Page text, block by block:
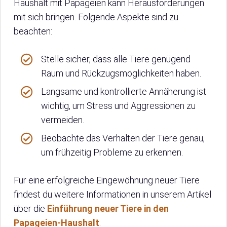
Haushalt mit Papageien kann Herausforderungen
mit sich bringen. Folgende Aspekte sind zu
beachten:
Stelle sicher, dass alle Tiere genügend
Raum und Rückzugsmöglichkeiten haben.
Langsame und kontrollierte Annäherung ist
wichtig, um Stress und Aggressionen zu
vermeiden.
Beobachte das Verhalten der Tiere genau,
um frühzeitig Probleme zu erkennen.
Für eine erfolgreiche Eingewöhnung neuer Tiere
findest du weitere Informationen in unserem Artikel
über die Einführung neuer Tiere in den
Papageien-Haushalt